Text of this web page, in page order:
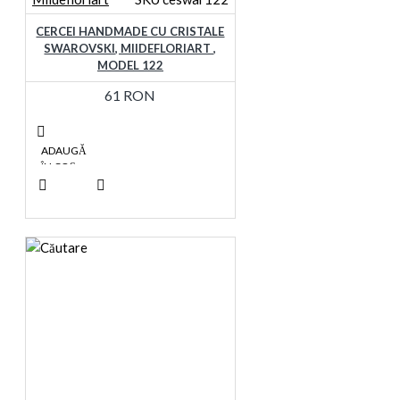
CERCEI HANDMADE CU CRISTALE
SWAROVSKI, MIIDEFLORIART ,
MODEL 122
61 RON
ADAUGĂ
ÎN COŞ